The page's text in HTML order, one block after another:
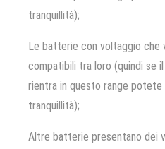
tranquillità);
Le batterie con voltaggio che
compatibili tra loro (quindi se
rientra in questo range
tranquillità);
Altre batterie presentano dei